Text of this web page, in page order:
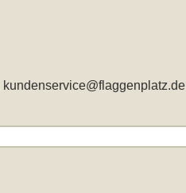
kundenservice@flaggenplatz.de